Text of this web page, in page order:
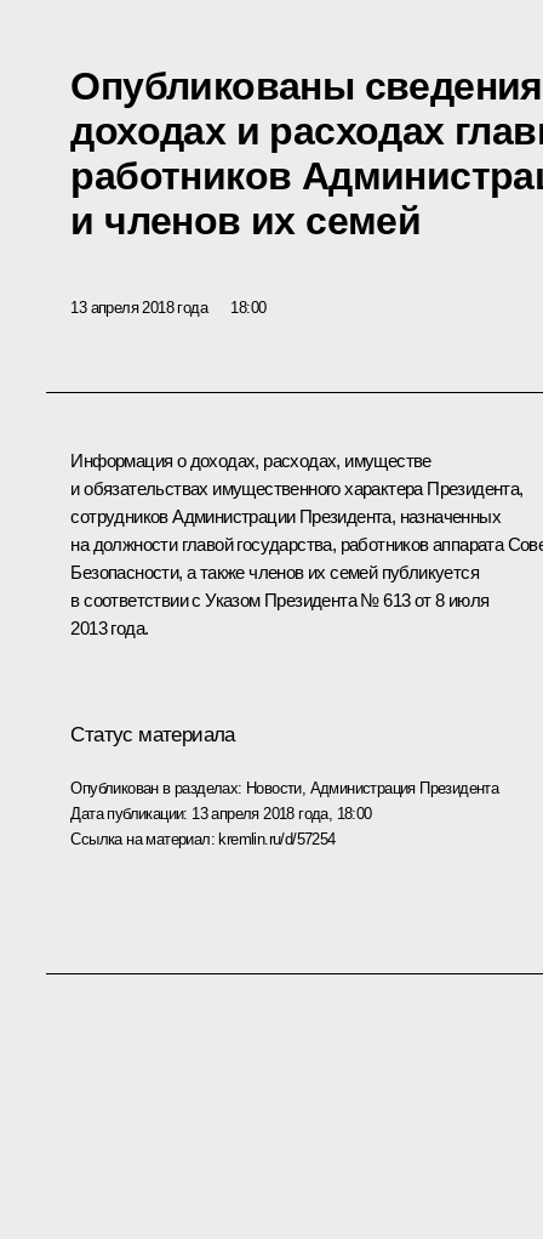
Опубликованы
доходах и расходах
работников
и членов их семей
13 апреля 2018 года 18:00
Информация о доходах, расходах, имуществе
и обязательствах имущественного характера Президента,
сотрудников Администрации Президента, назначенных
на должности главой государства, работников аппарата
Безопасности, а также членов их семей публикуется
в соответствии с Указом Президента № 613 от 8 июля
2013 года.
Статус материала
Опубликован в разделах: Новости, Администрация Президента
Дата публикации: 13 апреля 2018 года, 18:00
Ссылка на материал:kremlin.ru/d/57254